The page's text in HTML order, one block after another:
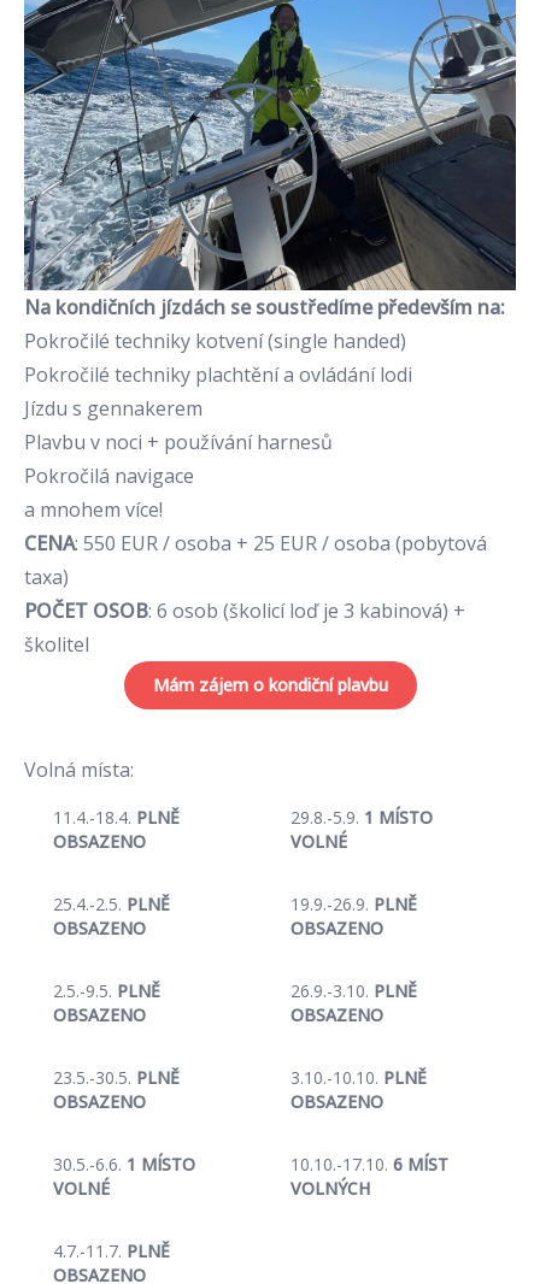
Na kondičních jízdách se soustředíme především na:
Pokročilé techniky kotvení (single handed)
Pokročilé techniky plachtění a ovládání lodi
Jízdu s gennakerem
Plavbu v noci + používání harnesů
Pokročilá navigace
a mnohem více!
CENA: 550 EUR / osoba + 25 EUR / osoba (pobytová
taxa)
POČET OSOB: 6 osob (školicí loď je 3 kabinová) +
školitel
Mám zájem o kondiční plavbu
Volná místa:
11.4.-18.4. PLNĚ
OBSAZENO
29.8.-5.9. 1 MÍSTO
VOLNÉ
25.4.-2.5. PLNĚ
OBSAZENO
19.9.-26.9. PLNĚ
OBSAZENO
2.5.-9.5. PLNĚ
OBSAZENO
26.9.-3.10. PLNĚ
OBSAZENO
23.5.-30.5. PLNĚ
OBSAZENO
3.10.-10.10. PLNĚ
OBSAZENO
30.5.-6.6. 1 MÍSTO
VOLNÉ
10.10.-17.10. 6 MÍST
VOLNÝCH
4.7.-11.7. PLNĚ
OBSAZENO